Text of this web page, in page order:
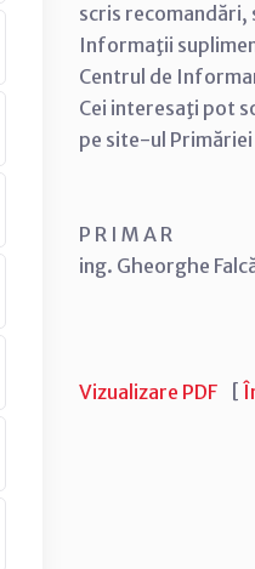
scris recomandări,
Informaţii
Centrul de
Cei interesaţi pot
pe site-ul
P R I M A R
ing. Gheorghe
Vizualizare PDF [